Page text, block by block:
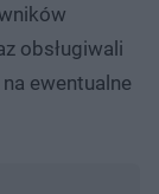
obsługiwali
ewentualne